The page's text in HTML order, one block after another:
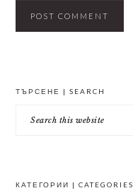
ТЪРСЕНЕ | SEARCH
this
КАТЕГОРИИ | CATEGORIES